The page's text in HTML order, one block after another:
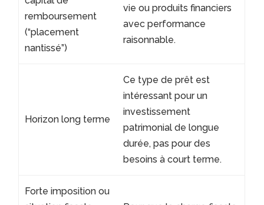
remboursement
(“placement
nantissé”)
vie ou produits financiers
avec performance
raisonnable.
Horizon long terme
Ce type de prêt est
intéressant pour un
investissement
patrimonial de longue
durée, pas pour des
besoins à court terme.
Forte imposition ou